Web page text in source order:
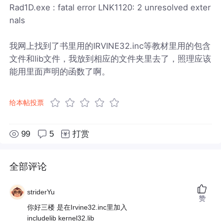
Rad1D.exe : fatal error LNK1120: 2 unresolved exter
nals
我网上找到了书里用的IRVINE32.inc等教材里用的包含
文件和lib文件，我放到相应的文件夹里去了，照理应该
能用里面声明的函数了啊。
给本帖投票
99 5 打赏
全部评论
striderYu
你好三楼 是在Irvine32.inc里加入
includelib kernel32.lib
赞